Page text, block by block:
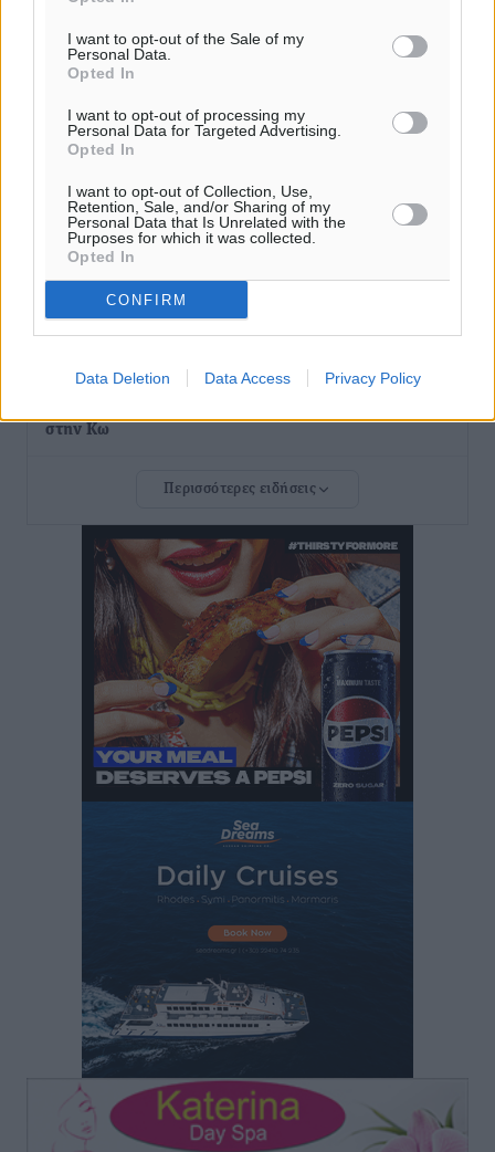
I want to opt-out of the Sale of my
Personal Data.
Opted In
I want to opt-out of processing my
Personal Data for Targeted Advertising.
Opted In
I want to opt-out of Collection, Use,
Retention, Sale, and/or Sharing of my
Personal Data that Is Unrelated with the
Purposes for which it was collected.
Opted In
CONFIRM
Data Deletion Data Access Privacy Policy
Νέο ανακαινισμένο δημοτικό τουριστικό γραφείο
στην Πάτμο
Τοπικές Ειδήσεις• πριν 2 ώρες
Οι συναντήσεις που είχε κατά την επίσκεψη του στη
Ρόδο ο Πρέσβης της Βραζιλίας στην Ελλάδα
Γερμανική αγορά: Έλλειψη προσιτών ξενοδοχείων
απειλεί τη ζήτηση για πακέτα διακοπών – Στο
Ειδήσεις• πριν 3 ώρες
Νέο ξενοδοχείο στη Ρόδο για την H Hotels –
στην Κω
Μαστιχάρι – Αναποδογύρισε όχημα με μητέρα και
5χρονο παιδί
Τοπικές Ειδήσεις πριν 3 ώρες
“Η Ευρώπη αντιμετώπιζε το προσφυγικό σαν ταινία
τρόμου” – Η συγκλονιστική μαρτυρία της Χαρούλας
Γιασιράνη στον RV για τα γεγονότα που οδήγησαν στο
Σύμφωνο της Λέρου
Τοπικές Ειδήσεις• πριν 3 ώρες
Συναυλία με τον Γιάννη Κότσιρα στις 21 Αυγούστου
αύριο Παρασκευή 7 Αυγούστου
ΑΕΡΑ: Δεν σταματάει να ενισχύεται, νέο απόκτημα ο
Μητρόπουλος
Αθλητικά• πριν 4 ώρες
Κλεάνθης: Δουλειές μετά ευχαριστιών στο γήπεδο,
Περισσότερες ειδήσεις